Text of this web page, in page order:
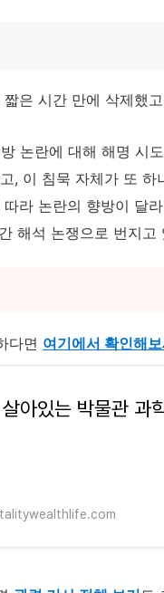
은 시간 만에 삭제했
논란에 대해 해명 시
, 이 침묵 자체가 또 하
라 논란의 향방이 달
해석 논쟁으로 번지고
다면 여기에서 확인해
아있는 박물관 과